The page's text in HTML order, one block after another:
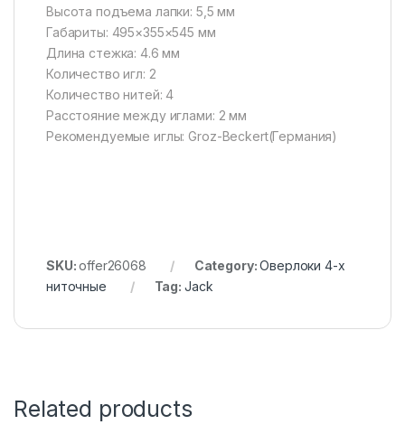
Высота подъема лапки: 5,5 мм
Габариты: 495×355×545 мм
Длина стежка: 4.6 мм
Количество игл: 2
Количество нитей: 4
Расстояние между иглами: 2 мм
Рекомендуемые иглы: Groz-Beckert(Германия)
SKU:offer26068 Category:Оверлоки 4-х
ниточные
Tag: Jack
Related products